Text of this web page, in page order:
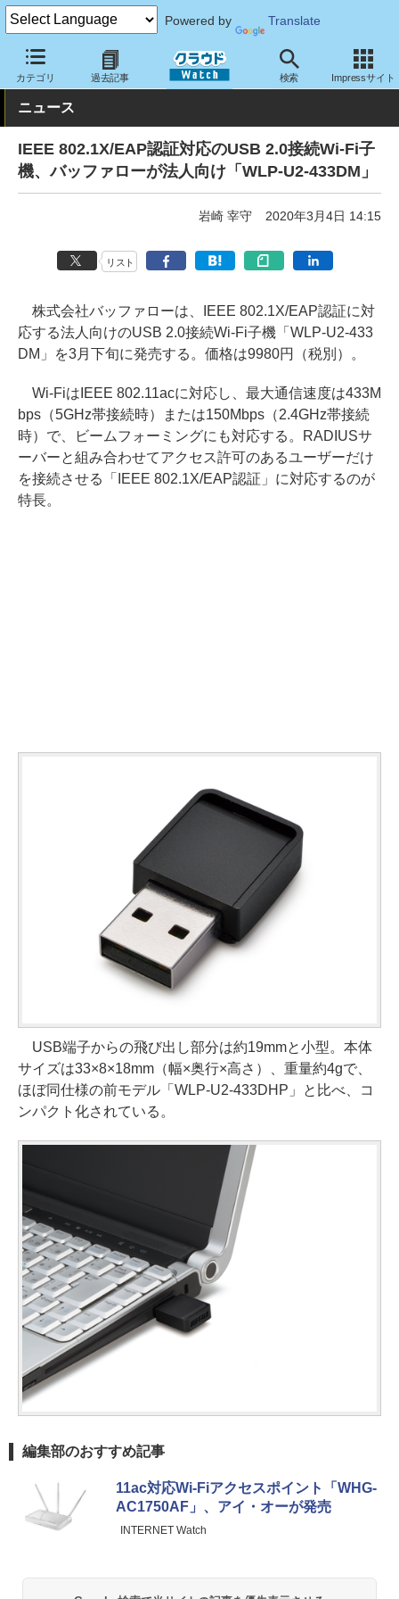
Powered by Translate
カテゴリ 過去記事 検索 Impressサイト
クラウド Watch ネットワーク 無線LAN
ニュース
IEEE 802.1X/EAP認証対応のUSB 2.0接続Wi-Fi子
機、バッファローが法人向け「WLP-U2-433DM」
岩崎 宰守 2020年3月4日 14:15
リスト
株式会社バッファローは、IEEE 802.1X/EAP認証に対
応する法人向けのUSB 2.0接続Wi-Fi子機「WLP-U2-433
DM」を3月下旬に発売する。価格は9980円（税別）。
Wi-FiはIEEE 802.11acに対応し、最大通信速度は433M
bps（5GHz帯接続時）または150Mbps（2.4GHz帯接続
時）で、ビームフォーミングにも対応する。RADIUSサ
ーバーと組み合わせてアクセス許可のあるユーザーだけ
を接続させる「IEEE 802.1X/EAP認証」に対応するのが
特長。
USB端子からの飛び出し部分は約19mmと小型。本体
サイズは33×8×18mm（幅×奥行×高さ）、重量約4gで、
ほぼ同仕様の前モデル「WLP-U2-433DHP」と比べ、コ
ンパクト化されている。
編集部のおすすめ記事
11ac対応Wi-Fiアクセスポイント「WHG-
AC1750AF」、アイ・オーが発売
INTERNET Watch